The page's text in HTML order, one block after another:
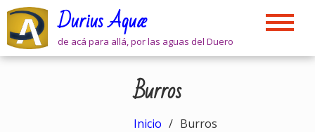
Skip
content
Durius Aquæ
de acá para allá, por las aguas del Duero
Burros
Inicio Burros